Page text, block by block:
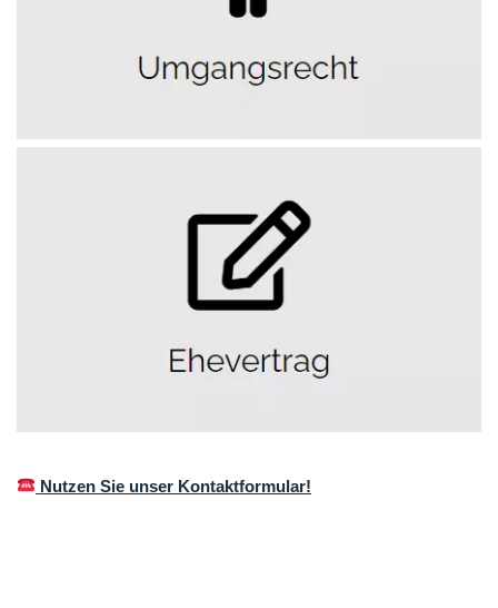
Nutzen Sie unser Kontaktformular!